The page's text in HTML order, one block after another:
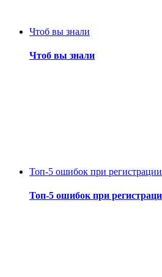
Чтоб вы знали
Чтоб вы знали
Топ-5 ошибок при регистрации
Топ-5 ошибок при